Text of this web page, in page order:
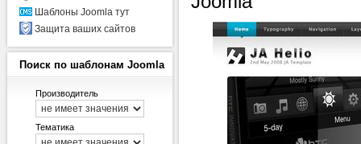
Шаблоны Joomla тут
Защита ваших сайтов
Поиск по шаблонам Joomla
Производитель
Тематика